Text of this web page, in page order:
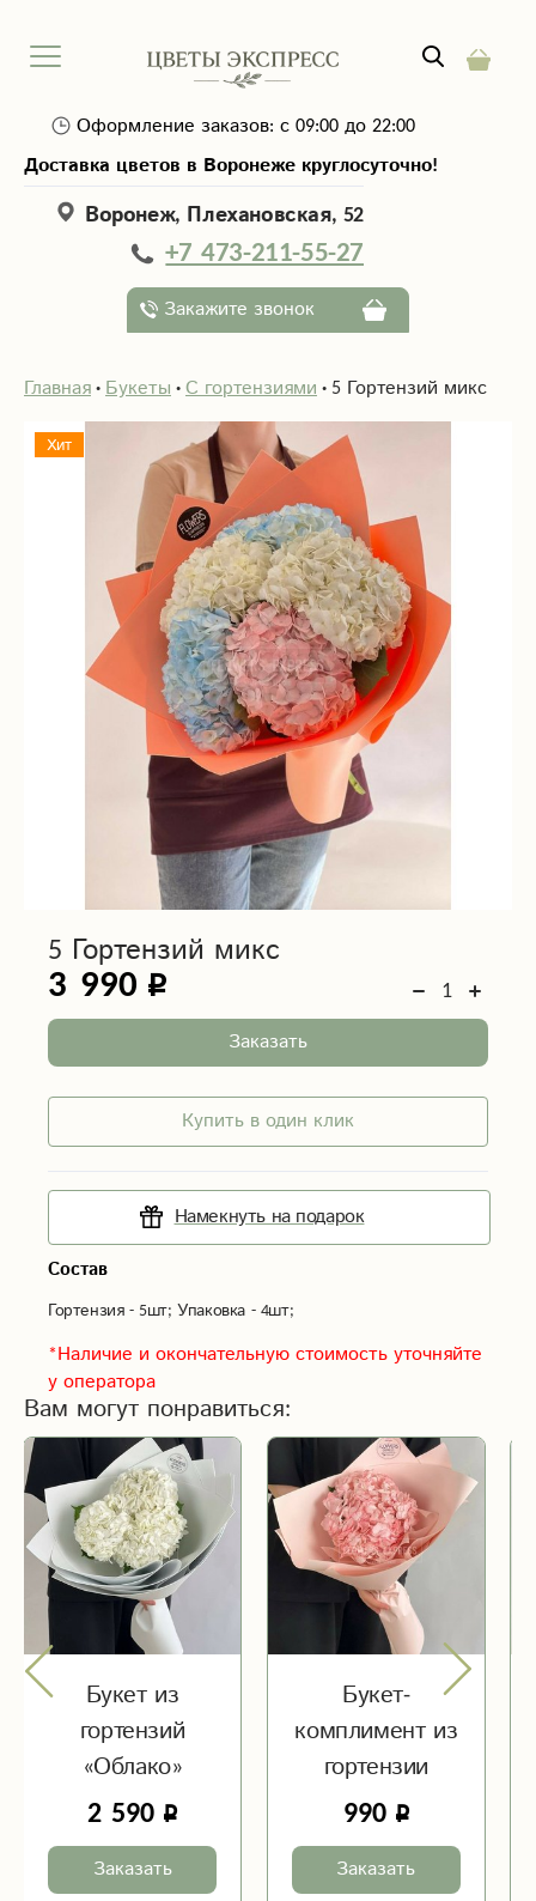
Оформление заказов: с 09:00 до 22:00
Доставка цветов в Воронеже круглосуточно!
Воронеж, Плехановская, 52
+7 473-211-55-27
Закажите звонок
Главная Букеты С гортензиями 5 Гортензий микс
Хит
5 Гортензий микс
3 990
Заказать
Купить в один клик
Намекнуть на подарок
Состав
Гортензия - 5шт; Упаковка - 4шт;
*Наличие и окончательную стоимость уточняйте
у оператора
Вам могут понравиться:
Букет из
гортензий
«Облако»
2 590
Заказать
Букет-
комплимент из
гортензии
990
Заказать